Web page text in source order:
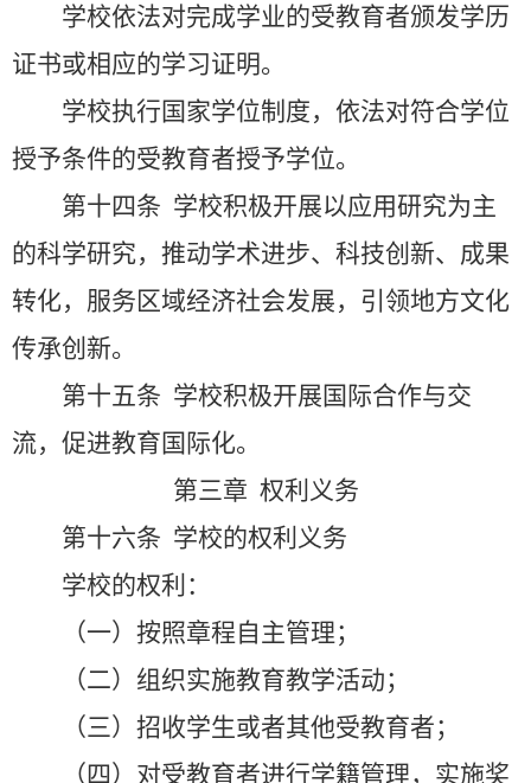
学校依法对完成学业的受教育者颁发学历
证书或相应的学习证明。
学校执行国家学位制度，依法对符合学位
授予条件的受教育者授予学位。
第十四条 学校积极开展以应用研究为主
的科学研究，推动学术进步、科技创新、成果
转化，服务区域经济社会发展，引领地方文化
传承创新。
第十五条 学校积极开展国际合作与交
流，促进教育国际化。
第三章 权利义务
第十六条 学校的权利义务
学校的权利：
（一）按照章程自主管理；
（二）组织实施教育教学活动；
（三）招收学生或者其他受教育者；
（四）对受教育者进行学籍管理，实施奖